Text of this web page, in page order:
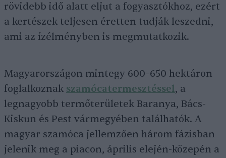
rövidebb idő alatt eljut a fogyasztókhoz, ezért
a kertészek teljesen éretten tudják leszedni,
ami az ízélményben is megmutatkozik.
Magyarországon mintegy 600-650 hektáron
foglalkoznak szamócatermesztéssel, a
legnagyobb termőterületek Baranya, Bács-
Kiskun és Pest vármegyében találhatók. A
magyar szamóca jellemzően három fázisban
jelenik meg a piacon, április elején-közepén a